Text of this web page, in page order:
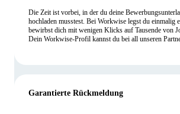
Die Zeit ist vorbei, in der du deine
hochladen musstest. Bei Workwise legst du einmalig
bewirbst dich mit wenigen Klicks auf Tausende von
Dein Workwise-Profil kannst du bei all unseren
Garantierte Rückmeldung